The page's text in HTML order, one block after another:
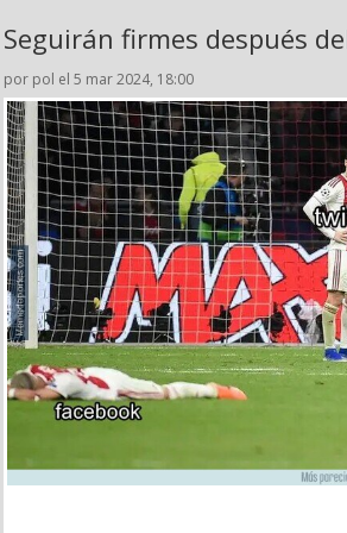
Seguirán firmes después
por pol el 5 mar 2024, 18:00